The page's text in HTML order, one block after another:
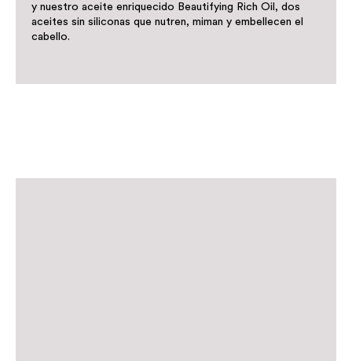
y nuestro aceite enriquecido Beautifying Rich Oil, dos
aceites sin siliconas que nutren, miman y embellecen el
cabello.